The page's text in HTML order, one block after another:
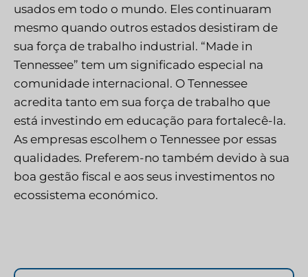
usados em todo o mundo. Eles continuaram
mesmo quando outros estados desistiram de
sua força de trabalho industrial. “Made in
Tennessee” tem um significado especial na
comunidade internacional. O Tennessee
acredita tanto em sua força de trabalho que
está investindo em educação para fortalecê-la.
As empresas escolhem o Tennessee por essas
qualidades. Preferem-no também devido à sua
boa gestão fiscal e aos seus investimentos no
ecossistema económico.